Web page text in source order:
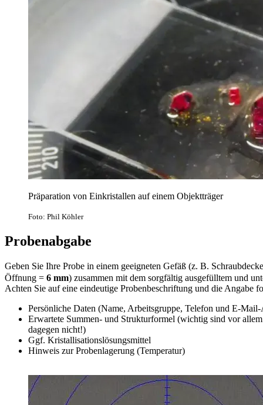
Präparation von Einkristallen auf einem Objektträger
Foto: Phil Köhler
Probenabgabe
Geben Sie Ihre Probe in einem geeigneten Gefäß (z. B.
Öffnung = 6 mm) zusammen mit dem sorgfältig ausgefülltem und
Achten Sie auf eine eindeutige Probenbeschriftung und die Angabe
Persönliche Daten (Name, Arbeitsgruppe, Telefon und E-
Erwartete Summen- und Strukturformel (wichtig sind vor
dagegen nicht!)
Ggf. Kristallisationslösungsmittel
Hinweis zur Probenlagerung (Temperatur)